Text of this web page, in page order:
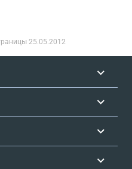
дело еще не
25.05.2012